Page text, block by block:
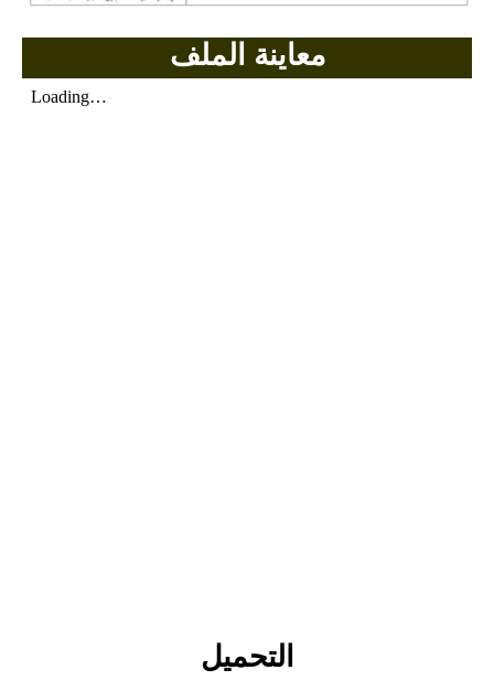
بحوث في مجالات اخرىمعاينة الملف
التحميل